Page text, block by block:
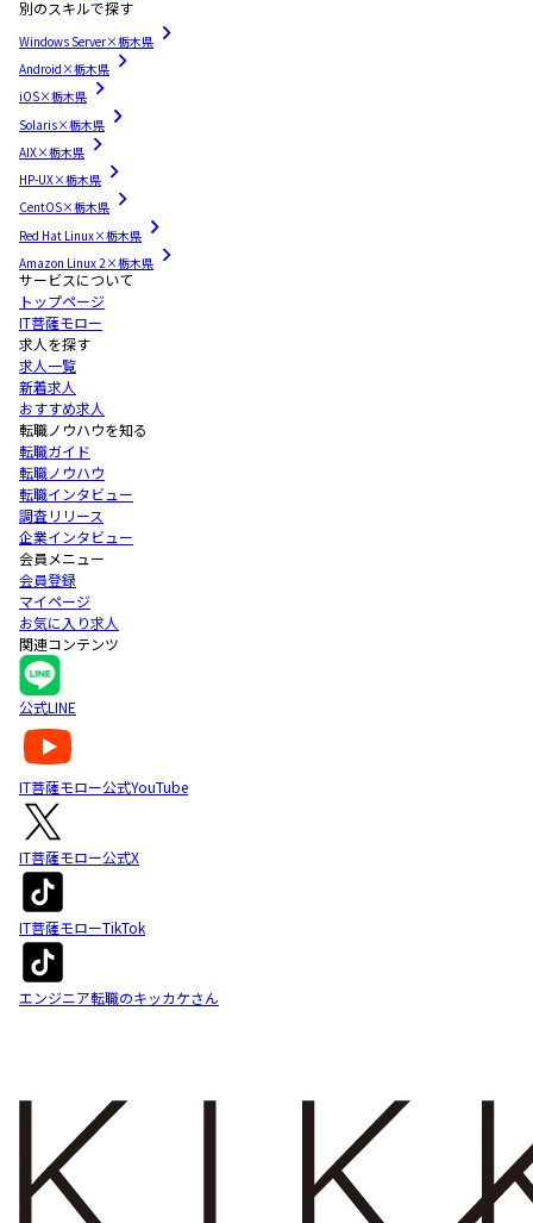
別のスキルで探す
Windows Server×栃木県
Android×栃木県
iOS×栃木県
Solaris×栃木県
AIX×栃木県
HP-UX×栃木県
CentOS×栃木県
Red Hat Linux×栃木県
Amazon Linux 2×栃木県
サービスについて
トップページ
IT菩薩モロー
求人を探す
求人一覧
新着求人
おすすめ求人
転職ノウハウを知る
転職ガイド
転職ノウハウ
転職インタビュー
調査リリース
企業インタビュー
会員メニュー
会員登録
マイページ
お気に入り求人
関連コンテンツ
公式LINE
IT菩薩モロー公式YouTube
IT菩薩モロー公式X
IT菩薩モローTikTok
エンジニア転職のキッカケさん